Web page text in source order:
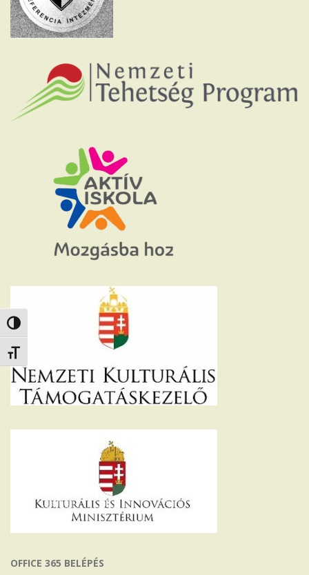
Nagy kontraszt váltása
Betűméret váltása
OFFICE 365 BELÉPÉS